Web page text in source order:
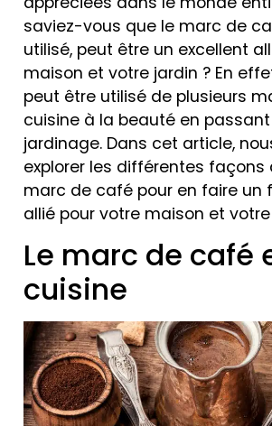
saviez-vous que le marc de
utilisé, peut être un excellent
maison et votre jardin ? En
peut être utilisé de plusieurs
cuisine à la beauté en
jardinage. Dans cet article,
explorer les différentes façons
marc de café pour en faire un
allié pour votre maison et
Le marc de café
cuisine